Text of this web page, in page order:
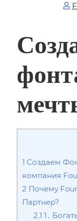
1 Создаем
компания
2 Почему
Партнер?
2.1 1․